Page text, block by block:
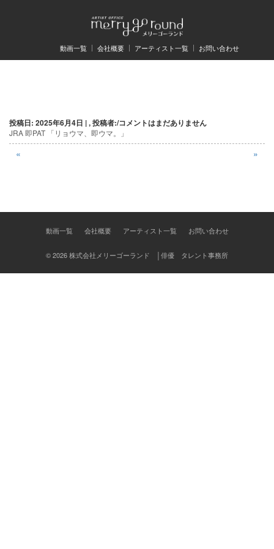
動画一覧 会社概要 アーティスト一覧 お問い合わせ
投稿日: 2025年6月4日 | , 投稿者:/コメントはまだありません
JRA 即PAT 「リョウマ、即ウマ。」
投
稿
ナ
ー
ン
« »
動画一覧 会社概要 アーティスト一覧 お問い合わせ
© 2026 株式会社メリーゴーランド │俳優 タレント事務所